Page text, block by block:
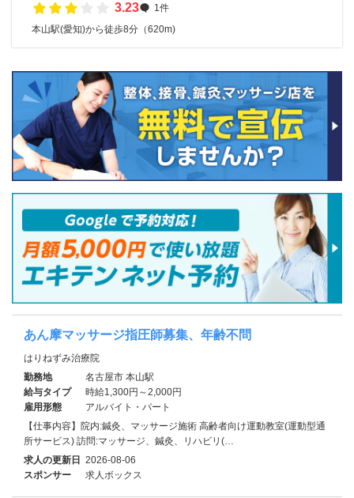
3.23
1件
本山駅(愛知)から徒歩8分（620m)
あん摩マッサージ指圧師募集、年齢不問
はりねずみ治療院
勤務地
名古屋市 本山駅
給与タイプ
時給1,300円～2,000円
雇用形態
アルバイト・パート
【仕事内容】院内:鍼灸、マッサージ施術 高齢者向け運動教室(運動型通
所サービス) 訪問:マッサージ、鍼灸、リハビリ(…
求人の更新日 2026-08-06
スポンサー
求人ボックス